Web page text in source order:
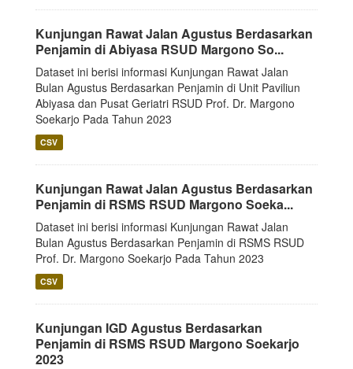
Kunjungan Rawat Jalan Agustus Berdasarkan
Penjamin di Abiyasa RSUD Margono So...
Dataset ini berisi informasi Kunjungan Rawat Jalan
Bulan Agustus Berdasarkan Penjamin di Unit Paviliun
Abiyasa dan Pusat Geriatri RSUD Prof. Dr. Margono
Soekarjo Pada Tahun 2023
CSV
Kunjungan Rawat Jalan Agustus Berdasarkan
Penjamin di RSMS RSUD Margono Soeka...
Dataset ini berisi informasi Kunjungan Rawat Jalan
Bulan Agustus Berdasarkan Penjamin di RSMS RSUD
Prof. Dr. Margono Soekarjo Pada Tahun 2023
CSV
Kunjungan IGD Agustus Berdasarkan
Penjamin di RSMS RSUD Margono Soekarjo
2023